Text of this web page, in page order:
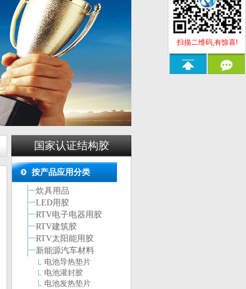
扫描二维码,有惊喜!
国家认证结构胶
按产品应用分类
炊具用品
LED用胶
RTV电子电器用胶
RTV建筑胶
RTV太阳能用胶
新能源汽车材料
电池导热垫片
电池灌封胶
电池发热垫片